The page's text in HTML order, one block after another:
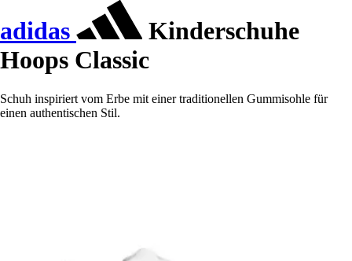
adidas
Kinderschuhe
Hoops Classic
Schuh inspiriert vom Erbe mit einer traditionellen Gummisohle für
einen authentischen Stil.